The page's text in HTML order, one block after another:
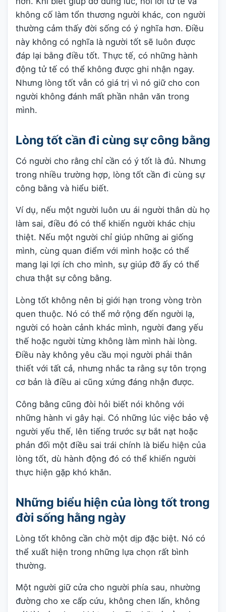
không cố làm tổn thương người khác, con người
thường cảm thấy đời sống có ý nghĩa hơn. Điều
này không có nghĩa là người tốt sẽ luôn được
đáp lại bằng điều tốt. Thực tế, có những hành
động tử tế có thể không được ghi nhận ngay.
Nhưng lòng tốt vẫn có giá trị vì nó giữ cho con
người không đánh mất phần nhân văn trong
mình.
Lòng tốt cần đi cùng sự công bằng
Có người cho rằng chỉ cần có ý tốt là đủ. Nhưng
trong nhiều trường hợp, lòng tốt cần đi cùng sự
công bằng và hiểu biết.
Ví dụ, nếu một người luôn ưu ái người thân dù họ
làm sai, điều đó có thể khiến người khác chịu
thiệt. Nếu một người chỉ giúp những ai giống
mình, cùng quan điểm với mình hoặc có thể
mang lại lợi ích cho mình, sự giúp đỡ ấy có thể
chưa thật sự công bằng.
Lòng tốt không nên bị giới hạn trong vòng tròn
quen thuộc. Nó có thể mở rộng đến người lạ,
người có hoàn cảnh khác mình, người đang yếu
thế hoặc người từng không làm mình hài lòng.
Điều này không yêu cầu mọi người phải thân
thiết với tất cả, nhưng nhắc ta rằng sự tôn trọng
cơ bản là điều ai cũng xứng đáng nhận được.
Công bằng cũng đòi hỏi biết nói không với
những hành vi gây hại. Có những lúc việc bảo vệ
người yếu thế, lên tiếng trước sự bắt nạt hoặc
phản đối một điều sai trái chính là biểu hiện của
lòng tốt, dù hành động đó có thể khiến người
thực hiện gặp khó khăn.
Những biểu hiện của lòng tốt trong
đời sống hằng ngày
Lòng tốt không cần chờ một dịp đặc biệt. Nó có
thể xuất hiện trong những lựa chọn rất bình
thường.
Một người giữ cửa cho người phía sau, nhường
đường cho xe cấp cứu, không chen lấn, không